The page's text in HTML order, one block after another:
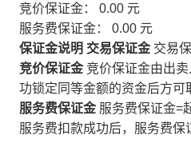
竞价保证金： 0.00 元
服务费保证金： 0.00 元
保证金说明 交易保证金 交易
竞价保证金 竞价保证金由出
功锁定同等金额的资金后方
服务费保证金 服务费保证金=
服务费扣款成功后，服务费保